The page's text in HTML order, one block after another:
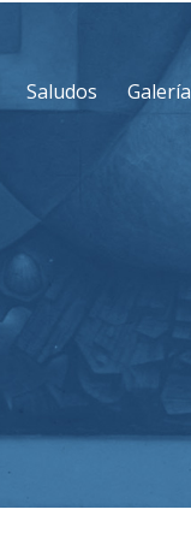
Saludos Galería